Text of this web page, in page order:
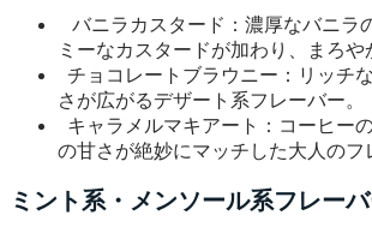
バニラカスタード：濃厚なバニラ
ミーなカスタードが加わり、まろや
チョコレートブラウニー：リッチ
さが広がるデザート系フレーバー。
キャラメルマキアート：コーヒー
の甘さが絶妙にマッチした大人のフ
ミント系・メンソール系フレー